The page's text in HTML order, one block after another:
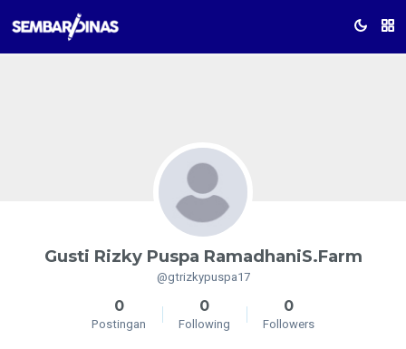
Gusti Rizky Puspa RamadhaniS.Farm
@gtrizkypuspa17
0
Postingan
0
Following
0
Followers